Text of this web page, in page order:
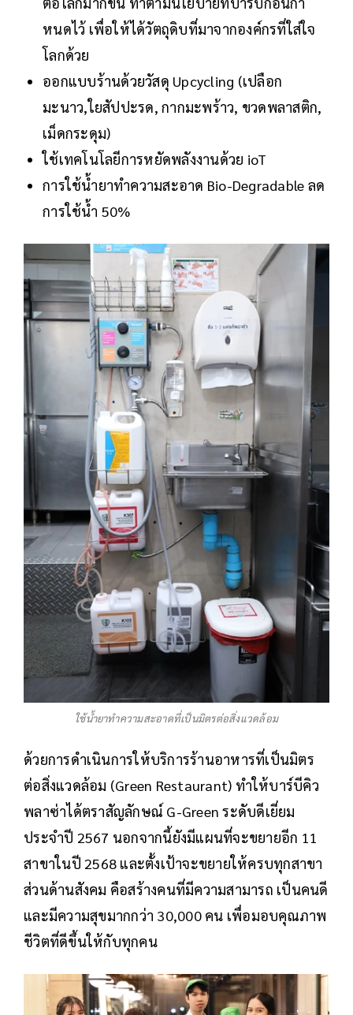
หนดไว้ เพื่อให้ได้วัตถุดิบที่มาจากองค์กรที่ใส่ใจ
โลกด้วย
ออกแบบร้านด้วยวัสดุ Upcycling (เปลือก
มะนาว,ใยสัปปะรด, กากมะพร้าว, ขวดพลาสติก,
เม็ดกระดุม)
ใช้เทคโนโลยีการหยัดพลังงานด้วย ioT
การใช้น้ำยาทำความสะอาด Bio-Degradable ลด
การใช้น้ำ 50%
ใช้น้ำยาทำความสะอาดที่เป็นมิตรต่อสิ่งแวดล้อม
ด้วยการดำเนินการให้บริการร้านอาหารที่เป็นมิตร
ต่อสิ่งแวดล้อม (Green Restaurant) ทำให้บาร์บีคิว
พลาซ่าได้ตราสัญลักษณ์ G-Green ระดับดีเยี่ยม
ประจำปี 2567 นอกจากนี้ยังมีแผนที่จะขยายอีก 11
สาขาในปี 2568 และตั้งเป้าจะขยายให้ครบทุกสาขา
ส่วนด้านสังคม คือสร้างคนที่มีความสามารถ เป็นคนดี
และมีความสุขมากกว่า 30,000 คน เพื่อมอบคุณภาพ
ชีวิตที่ดีขึ้นให้กับทุกคน